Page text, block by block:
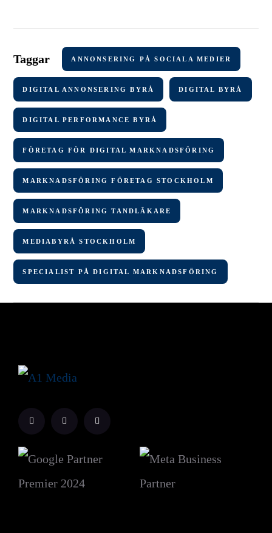
Taggar ANNONSERING PÅ SOCIALA MEDIER
DIGITAL ANNONSERING BYRÅ DIGITAL BYRÅ
DIGITAL PERFORMANCE BYRÅ
FÖRETAG FÖR DIGITAL MARKNADSFÖRING
MARKNADSFÖRING FÖRETAG STOCKHOLM
MARKNADSFÖRING TANDLÄKARE
MEDIABYRÅ STOCKHOLM
SPECIALIST PÅ DIGITAL MARKNADSFÖRING